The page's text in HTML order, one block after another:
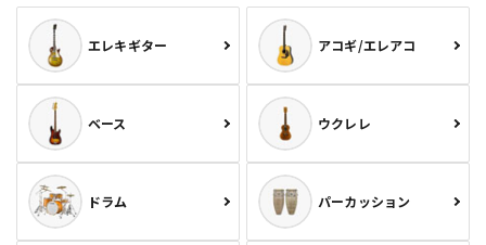
エレキギター アコギ/エレアコ
ベース ウクレレ
ドラム パーカッション